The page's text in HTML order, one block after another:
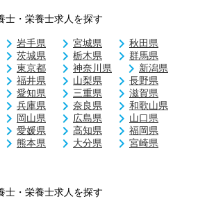
士・栄養士求人を探す
岩手県 宮城県
秋田県
茨城県 栃木県
群馬県
東京都 神奈川県
新潟県
福井県 山梨県
長野県
愛知県 三重県
滋賀県
兵庫県 奈良県
和歌山県
岡山県 広島県
山口県
愛媛県 高知県
福岡県
熊本県 大分県
宮崎県
士・栄養士求人を探す